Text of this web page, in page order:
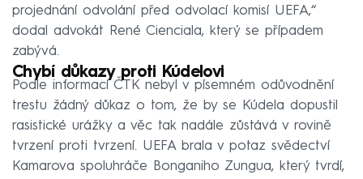
projednání odvolání před odvolací komisí UEFA,“
dodal advokát René Cienciala, který se případem
zabývá.
Chybí důkazy proti Kúdelovi
Podle informací ČTK nebyl v písemném odůvodnění
trestu žádný důkaz o tom, že by se Kúdela dopustil
rasistické urážky a věc tak nadále zůstává v rovině
tvrzení proti tvrzení. UEFA brala v potaz svědectví
Kamarova spoluhráče Bonganiho Zungua, který tvrdí,